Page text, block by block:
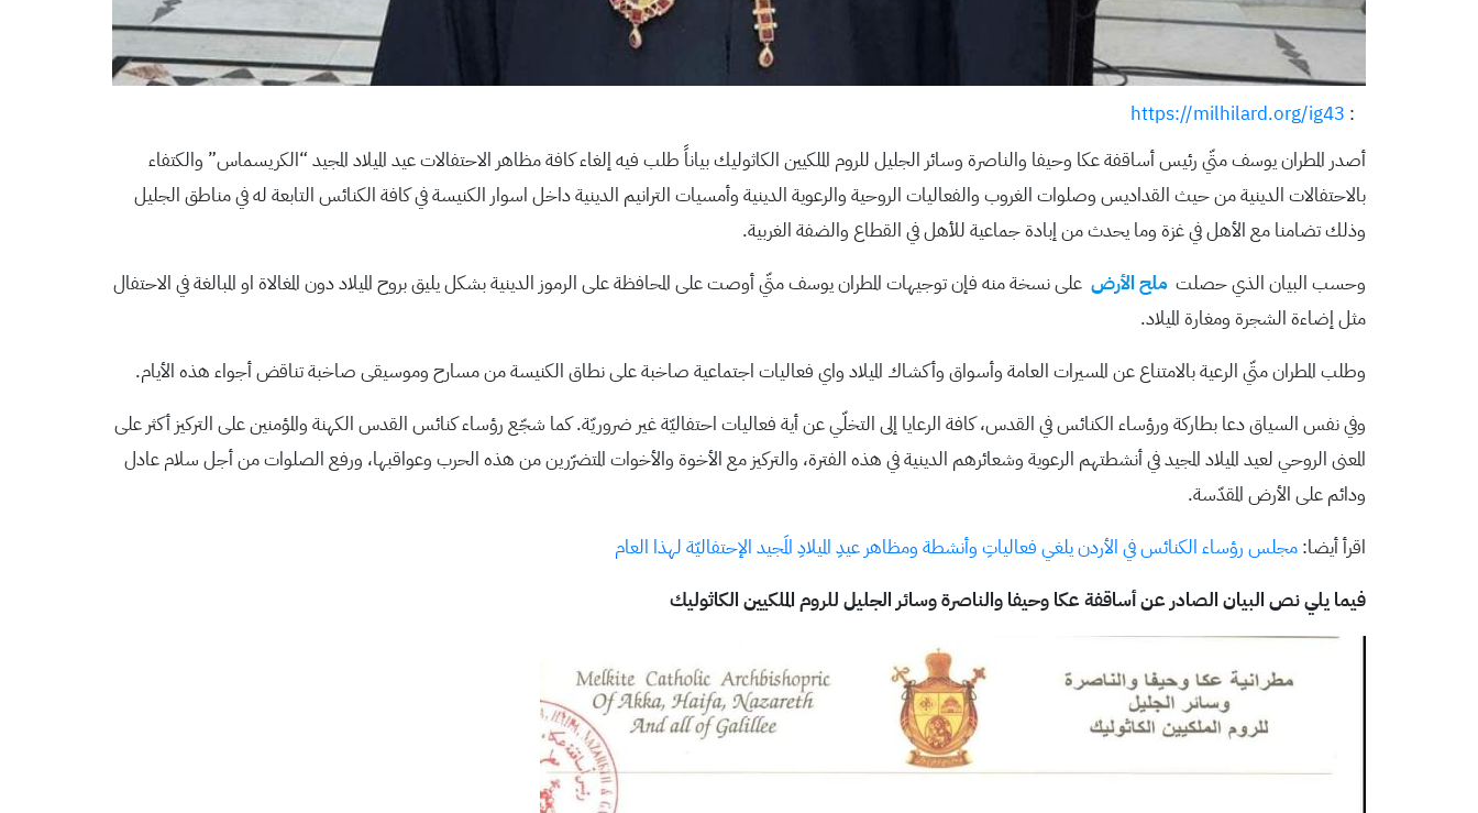
:
https://milhilard.org/ig43
أصدر المطران يوسف متّي رئيس أساقفة عكا وحيفا والناصرة وسائر الجليل للروم الملكيين الكاثوليك بياناً طلب فيه إلغاء كافة مظاهر الاحتفالات عيد الميلاد المجيد “الكريسماس” والكتفاء
بالاحتفالات الدينية من حيث القداديس وصلوات الغروب والفعاليات الروحية والرعوية الدينية وأمسيات الترانيم الدينية داخل اسوار الكنيسة في كافة الكنائس التابعة له في مناطق الجليل
وذلك تضامنا مع الأهل في غزة وما يحدث من إبادة جماعية للأهل في القطاع والضفة الغربية.
وحسب البيان الذي حصلت ملح الأرض على نسخة منه فإن توجيهات المطران يوسف متّي أوصت على المحافظة على الرموز الدينية بشكل يليق بروح الميلاد دون المغالاة او المبالغة في الاحتفال
مثل إضاءة الشجرة ومغارة الميلاد.
وطلب المطران متّي الرعية بالامتناع عن المسيرات العامة وأسواق وأكشاك الميلاد واي فعاليات اجتماعية صاخبة على نطاق الكنيسة من مسارح وموسيقى صاخبة تناقض أجواء هذه الأيام.
وفي نفس السياق دعا بطاركة ورؤساء الكنائس في القدس، كافة الرعايا إلى التخلّي عن أية فعاليات احتفاليّة غير ضروريّة. كما شجّع رؤساء كنائس القدس الكهنة والمؤمنين على التركيز أكثر على
المعنى الروحي لعيد الميلاد المجيد في أنشطتهم الرعوية وشعائرهم الدينية في هذه الفترة، والتركيز مع الأخوة والأخوات المتضرّرين من هذه الحرب وعواقبها، ورفع الصلوات من أجل سلام عادل
ودائم على الأرض المقدّسة.
اقرأ أيضا: مجلس رؤساء الكنائس في الأردن يلغي فعالياتِ وأنشطة ومظاهر عيدِ الميلادِ المَجيد الإحتفاليّة لهذا العام
فيما يلي نص البيان الصادر عن أساقفة عكا وحيفا والناصرة وسائر الجليل للروم الملكيين الكاثوليك